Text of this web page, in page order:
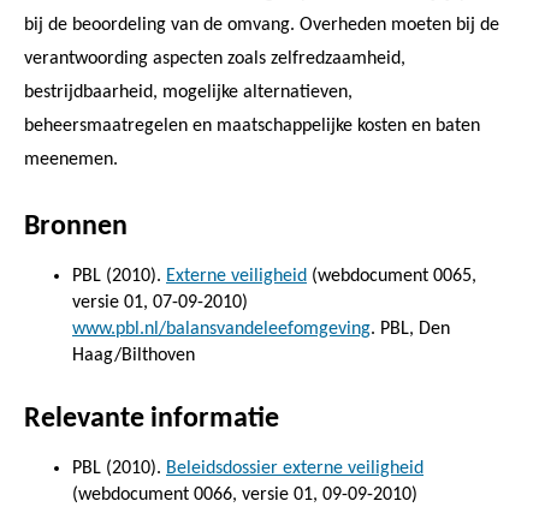
bij de beoordeling van de omvang. Overheden moeten bij de
verantwoording aspecten zoals zelfredzaamheid,
bestrijdbaarheid, mogelijke alternatieven,
beheersmaatregelen en maatschappelijke kosten en baten
meenemen.
Bronnen
PBL (2010). Externe veiligheid (webdocument 0065,
versie 01, 07-09-2010)
www.pbl.nl/balansvandeleefomgeving. PBL, Den
Haag/Bilthoven
Relevante informatie
PBL (2010). Beleidsdossier externe veiligheid
(webdocument 0066, versie 01, 09-09-2010)